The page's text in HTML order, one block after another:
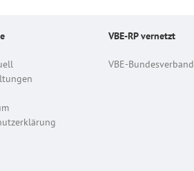
VBE-RP vernetzt
VBE-Bundesverband